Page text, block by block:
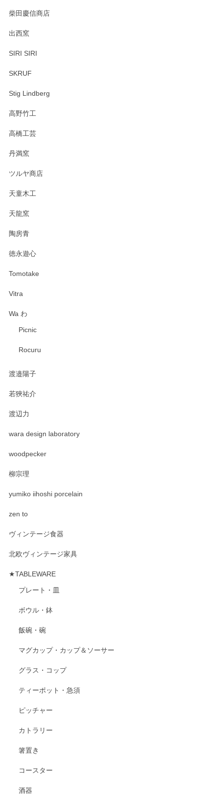
柴田慶信商店
出西窯
SIRI SIRI
SKRUF
Stig Lindberg
高野竹工
高橋工芸
丹満窯
ツルヤ商店
天童木工
天龍窯
陶房青
徳永遊心
Tomotake
Vitra
Wa わ
Picnic
Rocuru
渡邉陽子
若狹祐介
渡辺力
wara design laboratory
woodpecker
柳宗理
yumiko iihoshi porcelain
zen to
ヴィンテージ食器
北欧ヴィンテージ家具
★TABLEWARE
プレート・皿
ボウル・鉢
飯碗・碗
マグカップ・カップ＆ソーサー
グラス・コップ
ティーポット・急須
ピッチャー
カトラリー
箸置き
コースター
酒器